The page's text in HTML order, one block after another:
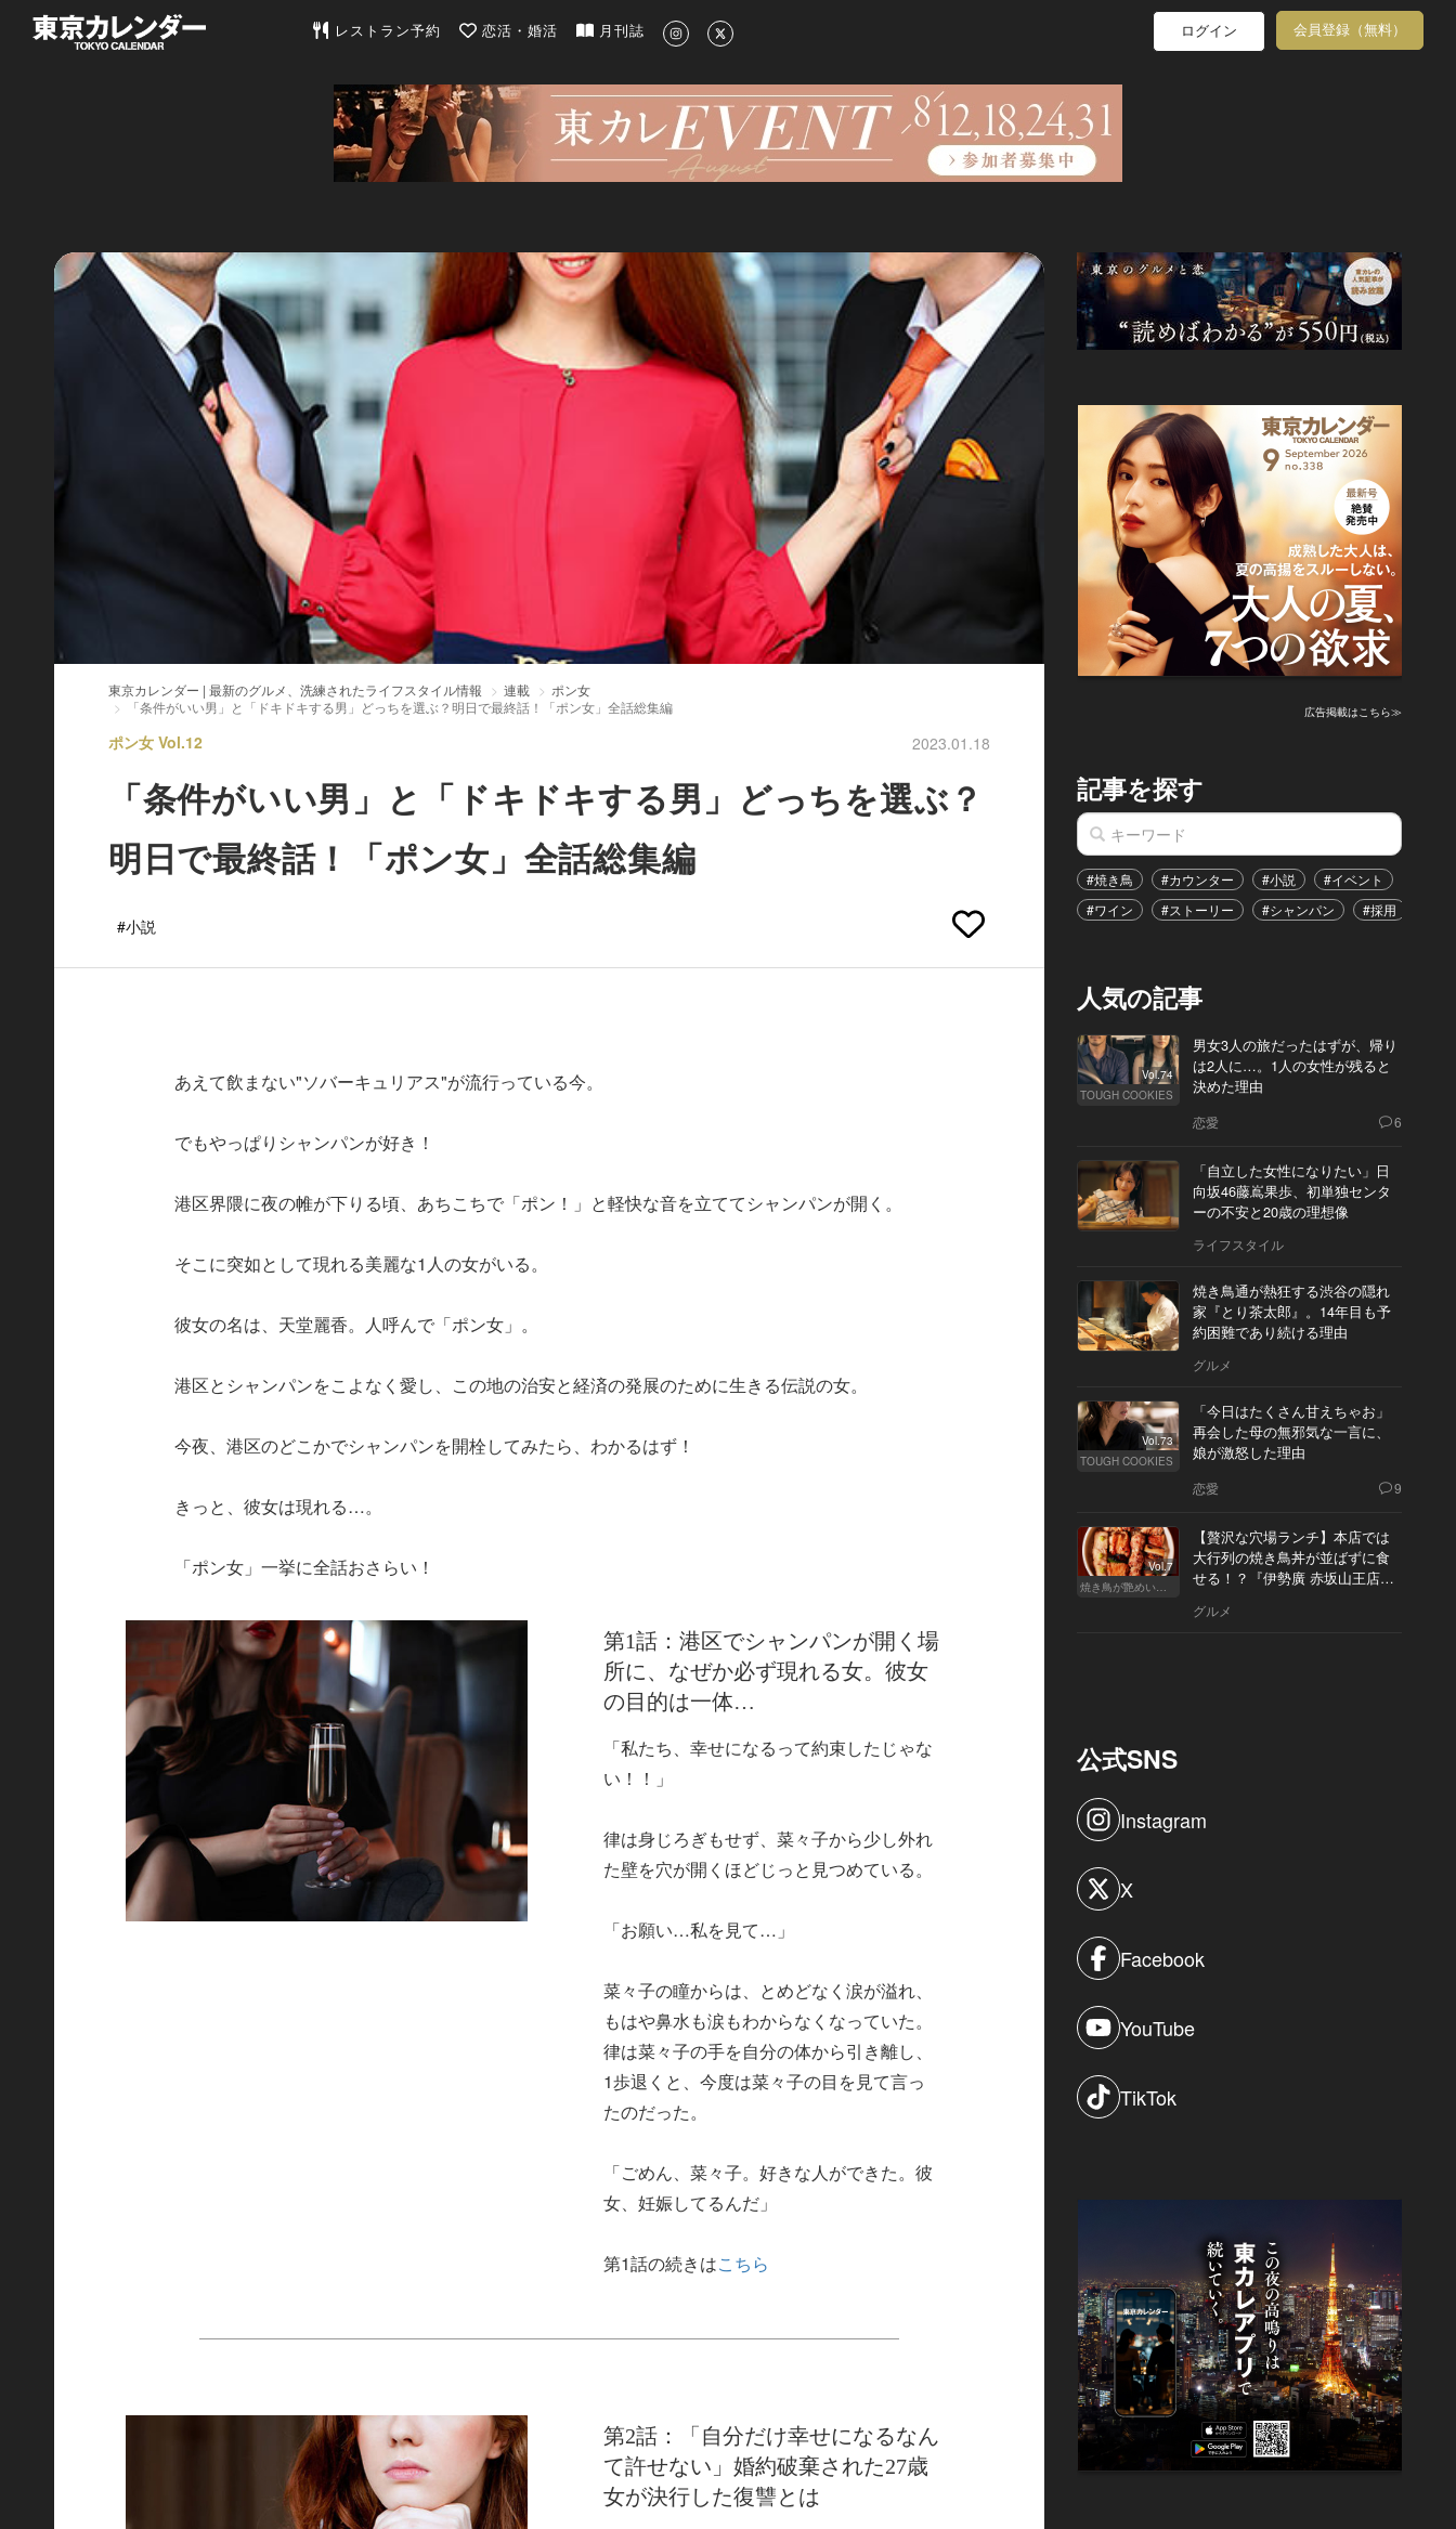
東京カレンダー | 最新のグルメ、洗練されたライフスタイル情報
レストラン予約 恋活・婚活 月刊誌 ログイン 会員登録（無料）
東京カレンダー | 最新のグルメ、洗練されたライフスタイル情報 連載
ポン女
「条件がいい男」と「ドキドキする男」どっちを選ぶ？明日で最終話！「ポン女」全話総集編
ポン女 Vol.12 2023.01.18
「条件がいい男」と「ドキドキする男」どっちを選ぶ？
明日で最終話！「ポン女」全話総集編
#小説
あえて飲まない"ソバーキュリアス"が流行っている今。
でもやっぱりシャンパンが好き！
港区界隈に夜の帷が下りる頃、あちこちで「ポン！」と軽快な音を立ててシャンパンが開く。
そこに突如として現れる美麗な1人の女がいる。
彼女の名は、天堂麗香。人呼んで「ポン女」。
港区とシャンパンをこよなく愛し、この地の治安と経済の発展のために生きる伝説の女。
今夜、港区のどこかでシャンパンを開栓してみたら、わかるはず！
きっと、彼女は現れる…。
「ポン女」一挙に全話おさらい！
第1話：港区でシャンパンが開く場
所に、なぜか必ず現れる女。彼女
の目的は一体…
「私たち、幸せになるって約束したじゃな
い！！」
律は身じろぎもせず、菜々子から少し外れ
た壁を穴が開くほどじっと見つめている。
「お願い…私を見て…」
菜々子の瞳からは、とめどなく涙が溢れ、
もはや鼻水も涙もわからなくなっていた。
律は菜々子の手を自分の体から引き離し、
1歩退くと、今度は菜々子の目を見て言っ
たのだった。
「ごめん、菜々子。好きな人ができた。彼
女、妊娠してるんだ」
第1話の続きはこちら
第2話：「自分だけ幸せになるなん
て許せない」婚約破棄された27歳
女が決行した復讐とは
広告掲載はこちら≫
記事を探す
#焼き鳥 #カウンター #小説 #イベント
#ワイン
#ストーリー #シャンパン #採用
人気の記事
Vol.74
TOUGH COOKIES
男女3人の旅だったはずが、帰り
は2人に…。1人の女性が残ると
決めた理由
恋愛 6
「自立した女性になりたい」日
向坂46藤嶌果歩、初単独センタ
ーの不安と20歳の理想像
ライフスタイル
焼き鳥通が熱狂する渋谷の隠れ
家『とり茶太郎』。14年目も予
約困難であり続ける理由
グルメ
Vol.73
TOUGH COOKIES
「今日はたくさん甘えちゃお」
再会した母の無邪気な一言に、
娘が激怒した理由
恋愛 9
Vol.7
焼き鳥が艶めいてきた
【贅沢な穴場ランチ】本店では
大行列の焼き鳥丼が並ばずに食
せる！？『伊勢廣 赤坂山王店』
グルメ
公式SNS
Instagram
X
Facebook
YouTube
TikTok